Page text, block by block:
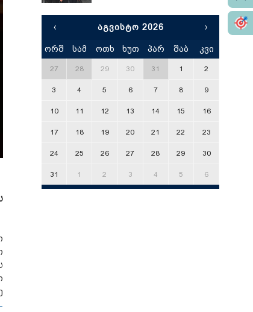
‹ ᲐᲒᲕᲘᲡᲢᲝ 2026 ›
ორშ სამ ოთხ ხუთ პარ შაბ კვი
27 28 29 30 31 1 2
3 4 5 6 7 8 9
10 11 12 13 14 15 16
17 18 19 20 21 22 23
24 25 26 27 28 29 30
31 1 2 3 4 5 6